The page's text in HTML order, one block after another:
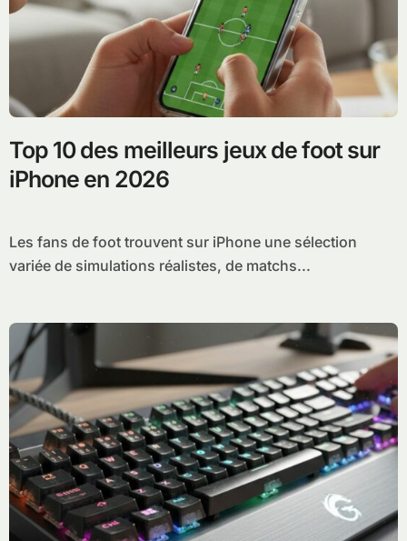
Top 10 des meilleurs jeux de foot sur
iPhone en 2026
Les fans de foot trouvent sur iPhone une sélection
variée de simulations réalistes, de matchs...